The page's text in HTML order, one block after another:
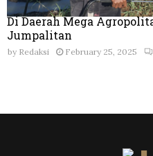
Di Daerah Mega
Jumpalitan
by Redaksi February 25, 2025